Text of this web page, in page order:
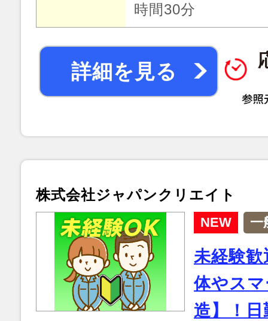
時間30分
詳細を見る
株式会社ジャパンクリエイト
NEW 一
未経験
体やス
造】！